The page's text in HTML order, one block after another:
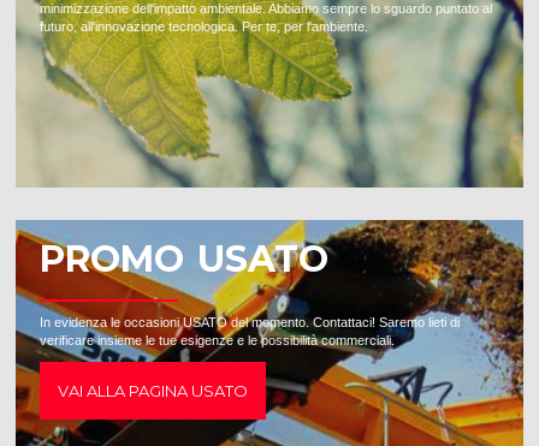
minimizzazione dell'impatto ambientale. Abbiamo sempre lo sguardo puntato al
futuro, all'innovazione tecnologica. Per te, per l'ambiente.
PROMO USATO
In evidenza le occasioni USATO del momento. Contattaci! Saremo lieti di
verificare insieme le tue esigenze e le possibilità commerciali.
VAI ALLA PAGINA USATO